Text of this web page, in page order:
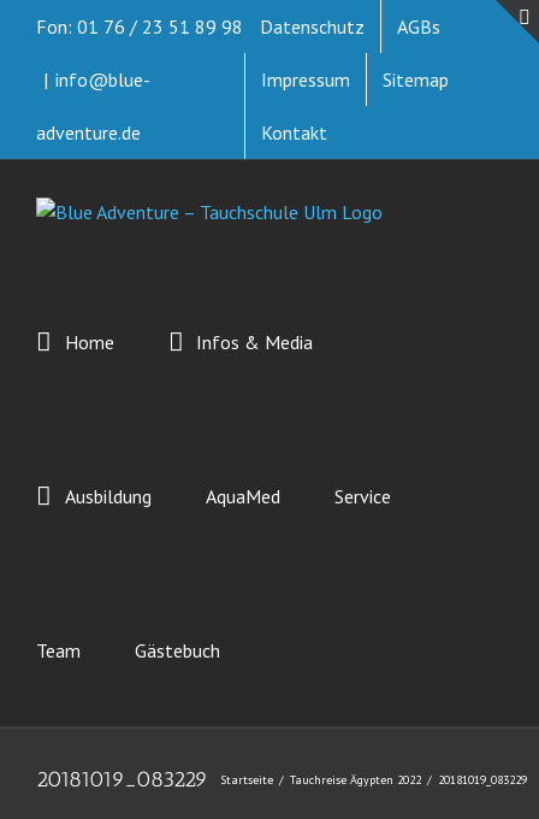
springen
Fon: 01 76 / 23 51 89 98
| info@blue-
adventure.de
Datenschutz AGBs
Impressum Sitemap
Kontakt
Home Infos & Media
Ausbildung AquaMed Service
Team Gästebuch
20181019_083229 Startseite Tauchreise Ägypten 2022 20181019_083229